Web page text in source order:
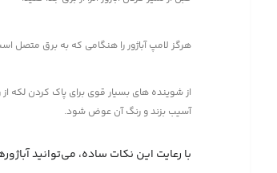
هرگز لامپ آباژور را هنگامی که به برق متصل
از شوینده های بسیار قوی برای پاک کردن لکه از
آسیب بزند و رنگ آن عوض شود.
با رعایت این نکات ساده، می‌توانید